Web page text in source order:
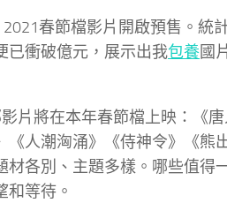
春節檔影片開啟預售。統
已衝破億元，展示出我包養國
將在本年春節檔上映：《唐
《人潮洶涌》《侍神令》《熊
材各別、主題多樣。哪些值得
和等待。